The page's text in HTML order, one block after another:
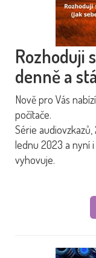
Rozhoduji
denně a
Nově pro Vás
počítače.
Série
lednu 2023 a nyní
vyhovuje.